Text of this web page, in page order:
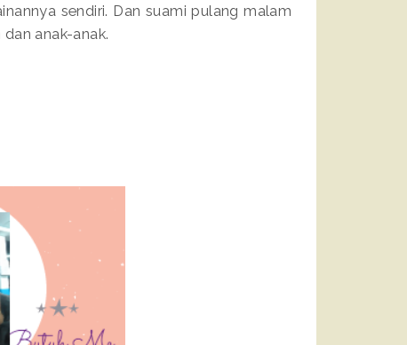
sendiri. Dan suami pulang malam
anak-anak.